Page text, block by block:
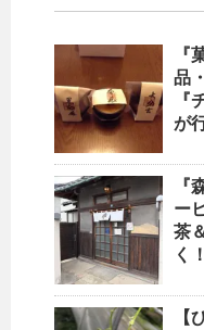
『
品
『
が
『
ー
茶
く！
【